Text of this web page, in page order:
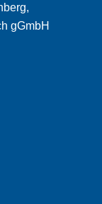
gGmbH